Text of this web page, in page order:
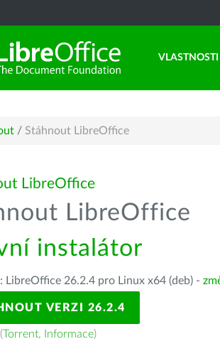
VLASTNOSTI
/ Stáhnout LibreOffice
LibreOffice
LibreOffice
instalátor
LibreOffice 26.2.4 pro Linux x64 (deb) -
VERZI 26.2.4
Torrent, Informace)